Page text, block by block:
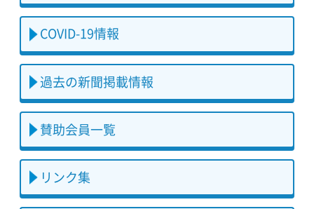
COVID-19情報
過去の新聞掲載情報
賛助会員一覧
リンク集